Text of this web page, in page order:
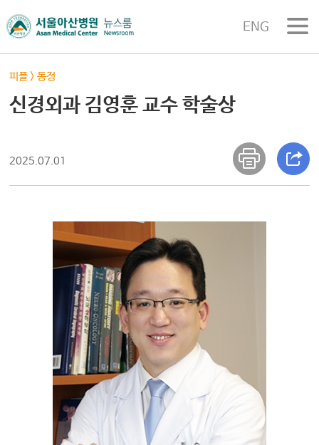
ENG
피플>동정
신경외과 김영훈 교수 학술상
2025.07.01